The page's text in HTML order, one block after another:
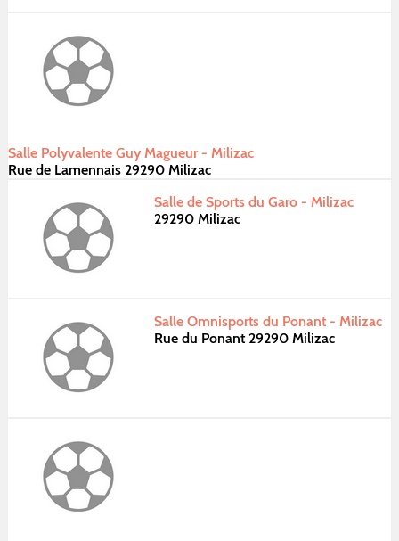
Salle Polyvalente Guy Magueur - Milizac
Rue de Lamennais 29290 Milizac
Salle de Sports du Garo - Milizac
29290 Milizac
Salle Omnisports du Ponant - Milizac
Rue du Ponant 29290 Milizac